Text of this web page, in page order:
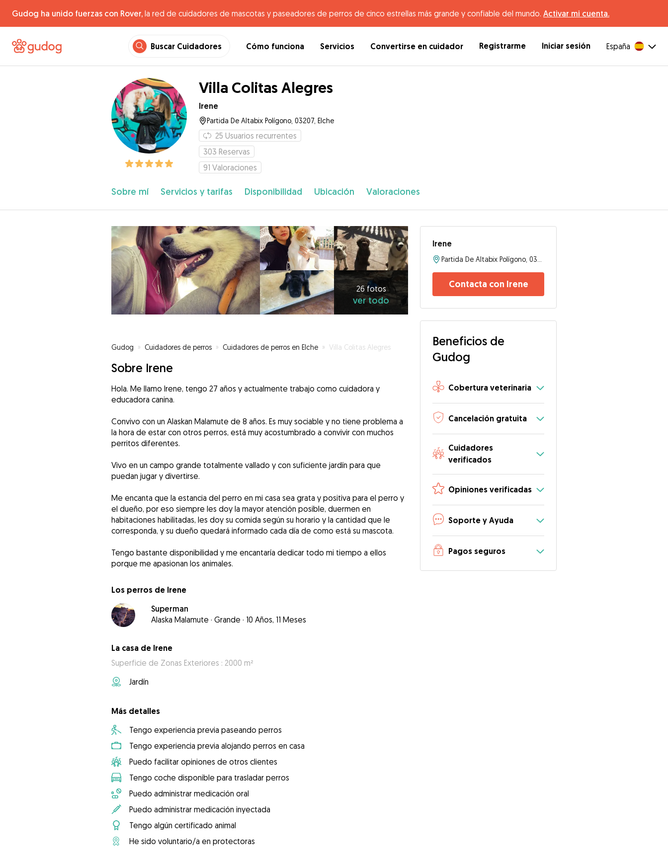
Gudog ha unido fuerzas con Rover, la red de cuidadores de mascotas y paseadores de perros de cinco estrellas más grande y confiable del mundo. Activar mi cuenta.
Buscar Cuidadores Cómo funciona Servicios Convertirse en cuidador Registrarme Iniciar sesión España
Villa Colitas Alegres
Irene
Partida De Altabix Polígono, 03207, Elche
25 Usuarios recurrentes
303 Reservas
91 Valoraciones
Sobre mí Servicios y tarifas Disponibilidad Ubicación Valoraciones
26 fotos
ver todo
Gudog » Cuidadores de perros » Cuidadores de perros en Elche » Villa Colitas Alegres
Sobre Irene
Hola. Me llamo Irene, tengo 27 años y actualmente trabajo como cuidadora y
educadora canina.
Convivo con un Alaskan Malamute de 8 años. Es muy sociable y no tiene problema a
la hora de estar con otros perros, está muy acostumbrado a convivir con muchos
perritos diferentes.
Vivo en un campo grande totalmente vallado y con suficiente jardín para que
puedan jugar y divertirse.
Me encanta que la estancia del perro en mi casa sea grata y positiva para el perro y
el dueño, por eso siempre les doy la mayor atención posible, duermen en
habitaciones habilitadas, les doy su comida según su horario y la cantidad que le
corresponda, y su dueño quedará informado cada día de como está su mascota.
Tengo bastante disponibilidad y me encantaría dedicar todo mi tiempo a ellos
porque me apasionan los animales.
Los perros de Irene
Superman
Alaska Malamute · Grande · 10 Años, 11 Meses
La casa de Irene
Superficie de Zonas Exteriores : 2000 m²
Jardín
Más detalles
Tengo experiencia previa paseando perros
Tengo experiencia previa alojando perros en casa
Puedo facilitar opiniones de otros clientes
Tengo coche disponible para trasladar perros
Puedo administrar medicación oral
Puedo administrar medicación inyectada
Tengo algún certificado animal
He sido voluntario/a en protectoras
Irene
Contacta con Irene
Beneficios de
Gudog
Cobertura veterinaria
Cancelación gratuita
Cuidadores
verificados
Opiniones verificadas
Soporte y Ayuda
Pagos seguros